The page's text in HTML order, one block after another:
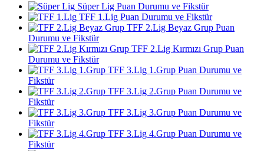
Süper Lig Puan Durumu ve Fikstür
TFF 1.Lig Puan Durumu ve Fikstür
TFF 2.Lig Beyaz Grup Puan
Durumu ve Fikstür
TFF 2.Lig Kırmızı Grup Puan
Durumu ve Fikstür
TFF 3.Lig 1.Grup Puan Durumu ve
Fikstür
TFF 3.Lig 2.Grup Puan Durumu ve
Fikstür
TFF 3.Lig 3.Grup Puan Durumu ve
Fikstür
TFF 3.Lig 4.Grup Puan Durumu ve
Fikstür